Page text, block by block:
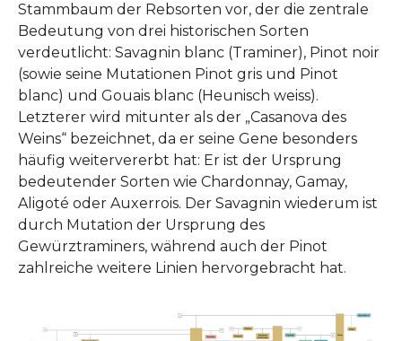
Stammbaum der Rebsorten vor, der die zentrale
Bedeutung von drei historischen Sorten
verdeutlicht: Savagnin blanc (Traminer), Pinot noir
(sowie seine Mutationen Pinot gris und Pinot
blanc) und Gouais blanc (Heunisch weiss).
Letzterer wird mitunter als der „Casanova des
Weins“ bezeichnet, da er seine Gene besonders
häufig weitervererbt hat: Er ist der Ursprung
bedeutender Sorten wie Chardonnay, Gamay,
Aligoté oder Auxerrois. Der Savagnin wiederum ist
durch Mutation der Ursprung des
Gewürztraminers, während auch der Pinot
zahlreiche weitere Linien hervorgebracht hat.